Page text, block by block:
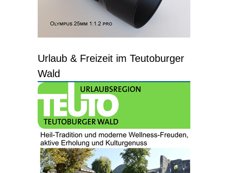
Urlaub & Freizeit im Teutoburger
Wald